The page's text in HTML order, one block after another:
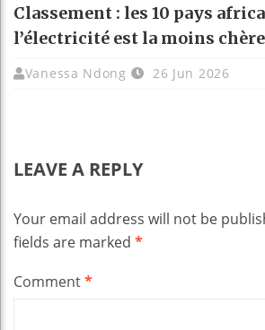
Classement : les 10 pays
l’électricité est la moins chère
Vanessa Ndong 26 Jun 2026
LEAVE A REPLY
Your email address will not be
fields are marked *
Comment*